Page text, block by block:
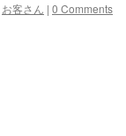
お客さん | 0 Comments